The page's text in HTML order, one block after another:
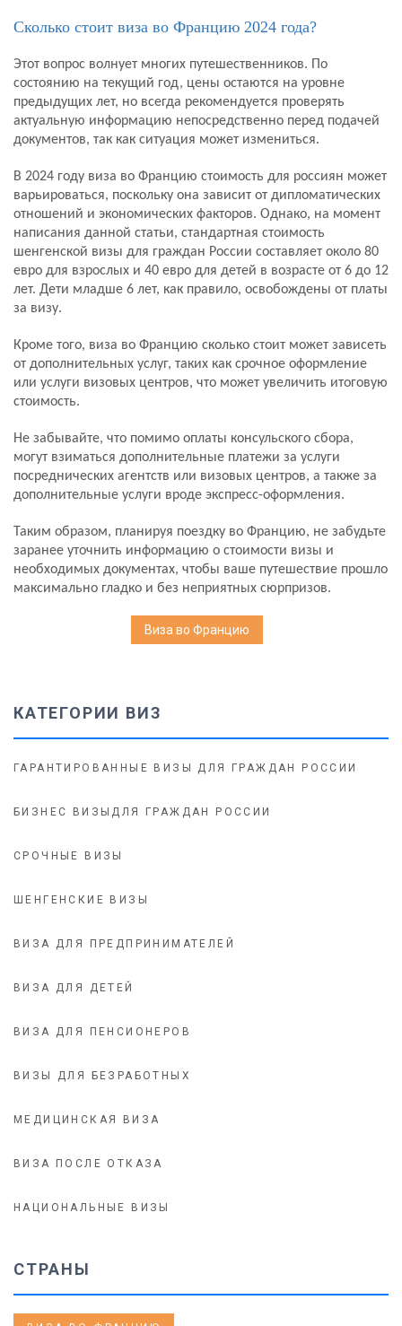
Сколько стоит виза во Францию 2024 года?
Этот вопрос волнует многих путешественников. По
состоянию на текущий год, цены остаются на уровне
предыдущих лет, но всегда рекомендуется проверять
актуальную информацию непосредственно перед подачей
документов, так как ситуация может измениться.
В 2024 году виза во Францию стоимость для россиян может
варьироваться, поскольку она зависит от дипломатических
отношений и экономических факторов. Однако, на момент
написания данной статьи, стандартная стоимость
шенгенской визы для граждан России составляет около 80
евро для взрослых и 40 евро для детей в возрасте от 6 до 12
лет. Дети младше 6 лет, как правило, освобождены от платы
за визу.
Кроме того, виза во Францию сколько стоит может зависеть
от дополнительных услуг, таких как срочное оформление
или услуги визовых центров, что может увеличить итоговую
стоимость.
Не забывайте, что помимо оплаты консульского сбора,
могут взиматься дополнительные платежи за услуги
посреднических агентств или визовых центров, а также за
дополнительные услуги вроде экспресс-оформления.
Таким образом, планируя поездку во Францию, не забудьте
заранее уточнить информацию о стоимости визы и
необходимых документах, чтобы ваше путешествие прошло
максимально гладко и без неприятных сюрпризов.
Виза во Францию
КАТЕГОРИИ ВИЗ
ГАРАНТИРОВАННЫЕ ВИЗЫ ДЛЯ ГРАЖДАН РОССИИ
БИЗНЕС ВИЗЫДЛЯ ГРАЖДАН РОССИИ
СРОЧНЫЕ ВИЗЫ
ШЕНГЕНСКИЕ ВИЗЫ
ВИЗА ДЛЯ ПРЕДПРИНИМАТЕЛЕЙ
ВИЗА ДЛЯ ДЕТЕЙ
ВИЗА ДЛЯ ПЕНСИОНЕРОВ
ВИЗЫ ДЛЯ БЕЗРАБОТНЫХ
МЕДИЦИНСКАЯ ВИЗА
ВИЗА ПОСЛЕ ОТКАЗА
НАЦИОНАЛЬНЫЕ ВИЗЫ
СТРАНЫ